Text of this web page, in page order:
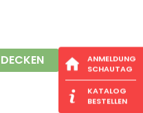
ANMELDUNG
SCHAUTAG
KATALOG
BESTELLEN